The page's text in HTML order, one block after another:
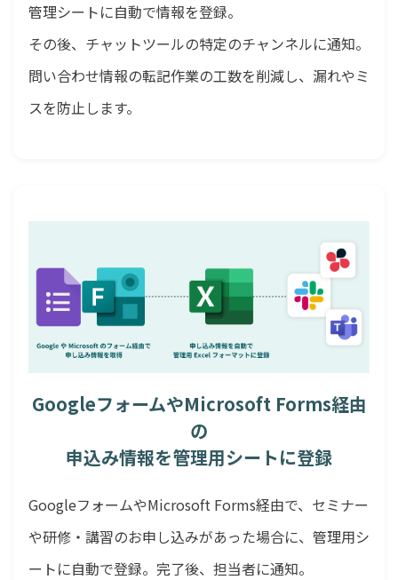
管理シートに自動で情報を登録。
その後、チャットツールの特定のチャンネルに通知。
問い合わせ情報の転記作業の工数を削減し、漏れやミ
スを防止します。
GoogleフォームやMicrosoft Forms経由
の
申込み情報を管理用シートに登録
GoogleフォームやMicrosoft Forms経由で、セミナー
や研修・講習のお申し込みがあった場合に、管理用シ
ートに自動で登録。完了後、担当者に通知。